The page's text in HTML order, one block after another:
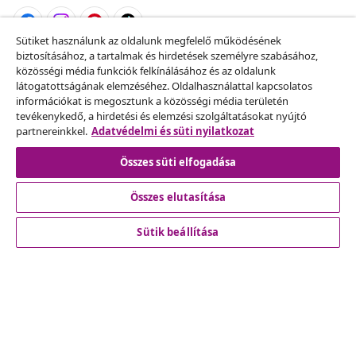
Szerződéstől való elállás
Küldj be egy rendelés lemondására vonatkozó
kérelmet.
Szerződéstől való elállás
Ügyfélszolgálat
Sütiket használunk az oldalunk megfelelő működésének
biztosításához, a tartalmak és hirdetések személyre szabásához,
közösségi média funkciók felkínálásához és az oldalunk
látogatottságának elemzéséhez. Oldalhasználattal kapcsolatos
információkat is megosztunk a közösségi média területén
tevékenykedő, a hirdetési és elemzési szolgáltatásokat nyújtó
partnereinkkel. Adatvédelmi és süti nyilatkozat
Összes süti elfogadása
Összes elutasítása
Sütik beállítása